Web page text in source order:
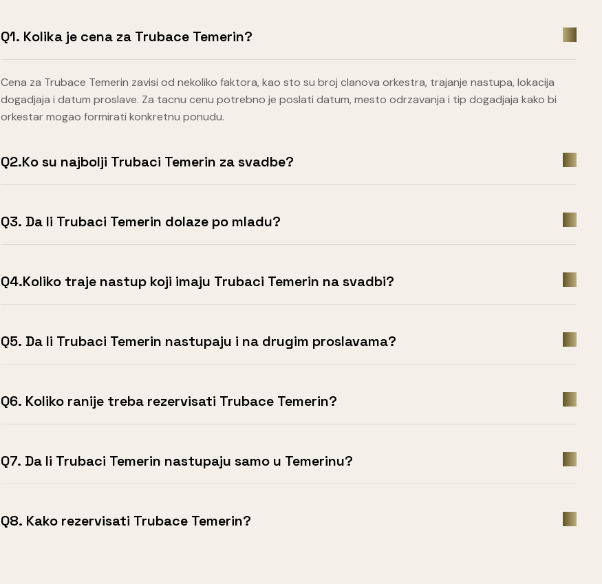
Q1. Kolika je cena za Trubace Temerin?
Cena za Trubace Temerin zavisi od nekoliko faktora, kao sto su broj clanova orkestra, trajanje nastupa, lokacija
dogadjaja i datum proslave. Za tacnu cenu potrebno je poslati datum, mesto odrzavanja i tip dogadjaja kako bi
orkestar mogao formirati konkretnu ponudu.
Q2.Ko su najbolji Trubaci Temerin za svadbe?
Q3. Da li Trubaci Temerin dolaze po mladu?
Q4.Koliko traje nastup koji imaju Trubaci Temerin na svadbi?
Q5. Da li Trubaci Temerin nastupaju i na drugim proslavama?
Q6. Koliko ranije treba rezervisati Trubace Temerin?
Q7. Da li Trubaci Temerin nastupaju samo u Temerinu?
Q8. Kako rezervisati Trubace Temerin?